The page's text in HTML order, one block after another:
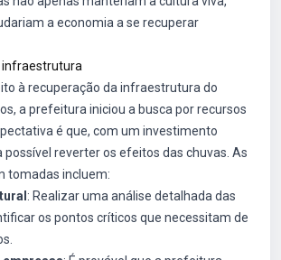
a economia a se recuperar
infraestrutura
à recuperação da infraestrutura do
a prefeitura iniciou a busca por recursos
é que, com um investimento
possível reverter os efeitos das chuvas. As
tomadas incluem:
: Realizar uma análise detalhada das
os pontos críticos que necessitam de